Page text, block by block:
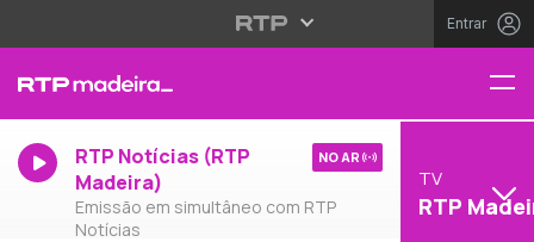
Entrar
RTP Notícias (RTP
Madeira)
Emissão em simultâneo com RTP
Notícias
NO AR
TV
RTP